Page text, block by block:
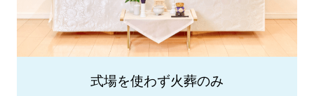
式場を使わず火葬のみ